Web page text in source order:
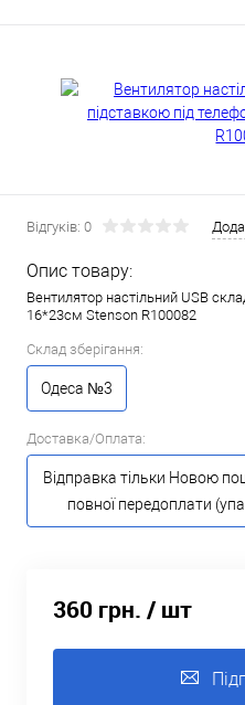
Відгуків: 0
Опис товару:
Вентилятор настільний USB
16*23см Stenson R100082
Склад зберігання:
Одеса №3
Доставка/Оплата:
Відправка тільки Новою
повної передоплати
360 грн. / шт